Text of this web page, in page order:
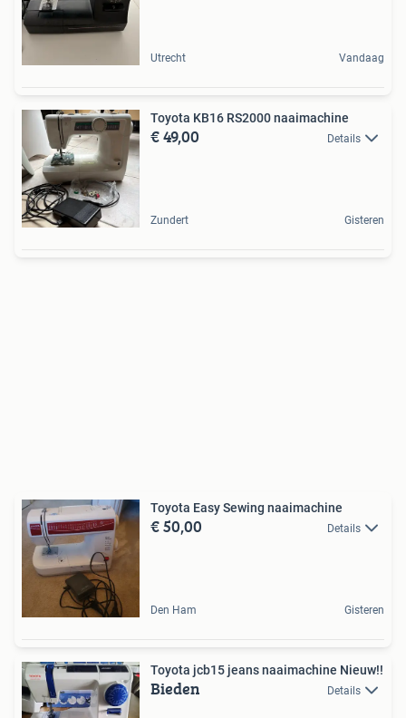
Utrecht Vandaag
Toyota KB16 RS2000 naaimachine
€ 49,00 Details
Zundert Gisteren
Toyota Easy Sewing naaimachine
€ 50,00 Details
Den Ham Gisteren
Toyota jcb15 jeans naaimachine Nieuw!!
Bieden Details